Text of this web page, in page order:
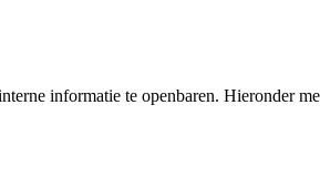
informatie te openbaren. Hieronder